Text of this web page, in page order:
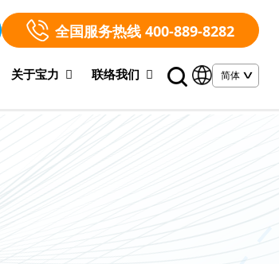
全国服务热线 400-889-8282
关于宝力 联络我们